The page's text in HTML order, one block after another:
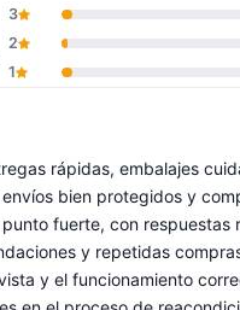
de 10
3
2
1
rápidas, embalajes
bien protegidos y
fuerte, con
y repetidas
y el funcionamiento